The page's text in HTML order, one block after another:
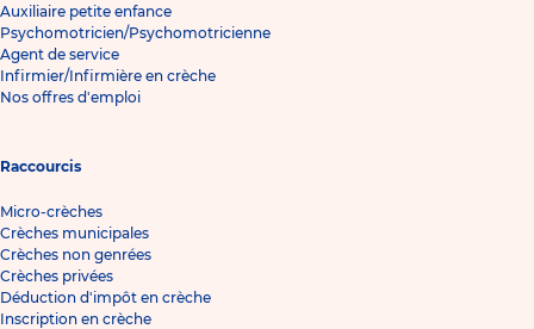
Auxiliaire petite enfance
Psychomotricien/Psychomotricienne
Agent de service
Infirmier/Infirmière en crèche
Nos offres d'emploi
Raccourcis
Micro-crèches
Crèches municipales
Crèches non genrées
Crèches privées
Déduction d'impôt en crèche
Inscription en crèche